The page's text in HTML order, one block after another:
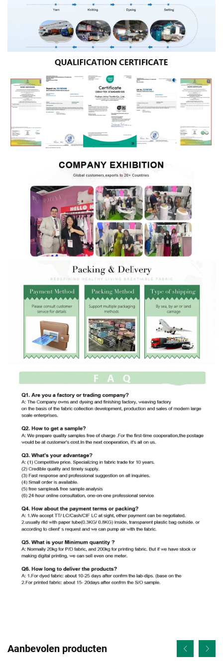
Aanbevolen producten